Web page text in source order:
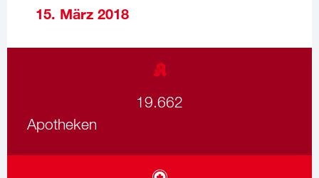
15. März 2018
19.662
Apotheken